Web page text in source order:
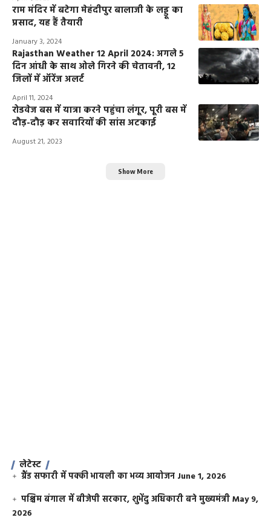
राम मंदिर में बटेगा मेहंदीपुर बालाजी के लड्डू का
प्रसाद, यह हैं तैयारी
January 3, 2024
Rajasthan Weather 12 April 2024: अगले 5
दिन आंधी के साथ ओले गिरने की चेतावनी, 12
जिलों में ऑरेंज अलर्ट
April 11, 2024
रोडवेज बस में यात्रा करने पहुंचा लंगूर, पूरी बस में
दौड़-दौड़ कर सवारियों की सांस अटकाई
August 21, 2023
Show More
लेटेस्ट
ग्रैंड सफारी में पक्की भायली का भव्य आयोजन June 1, 2026
पश्चिम बंगाल में बीजेपी सरकार, शुभेंदु अधिकारी बने मुख्यमंत्रीMay 9,
2026